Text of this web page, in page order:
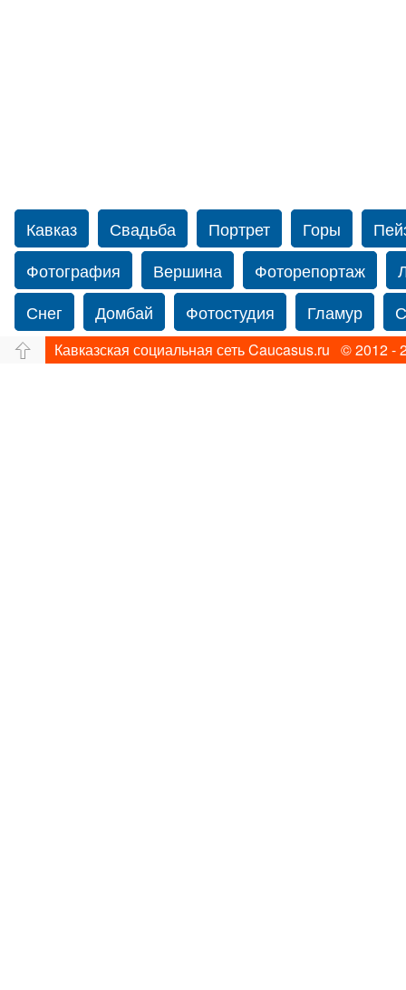
Кавказ Свадьба Портрет Горы
Фотография
Вершина Фоторепортаж
Снег
Домбай Фотостудия Гламур
Путешествие
Перевал Ущелье
Кавказская социальная сеть Caucasus.ru © 2012 -